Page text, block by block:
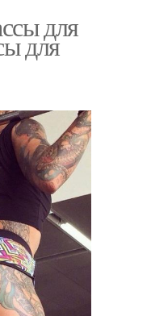
для
для